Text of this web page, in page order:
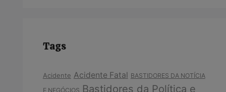
Tags
Acidente Acidente Fatal BASTIDORES DA NOTÍCIA
E NEGÓCIOS Bastidores da Política e